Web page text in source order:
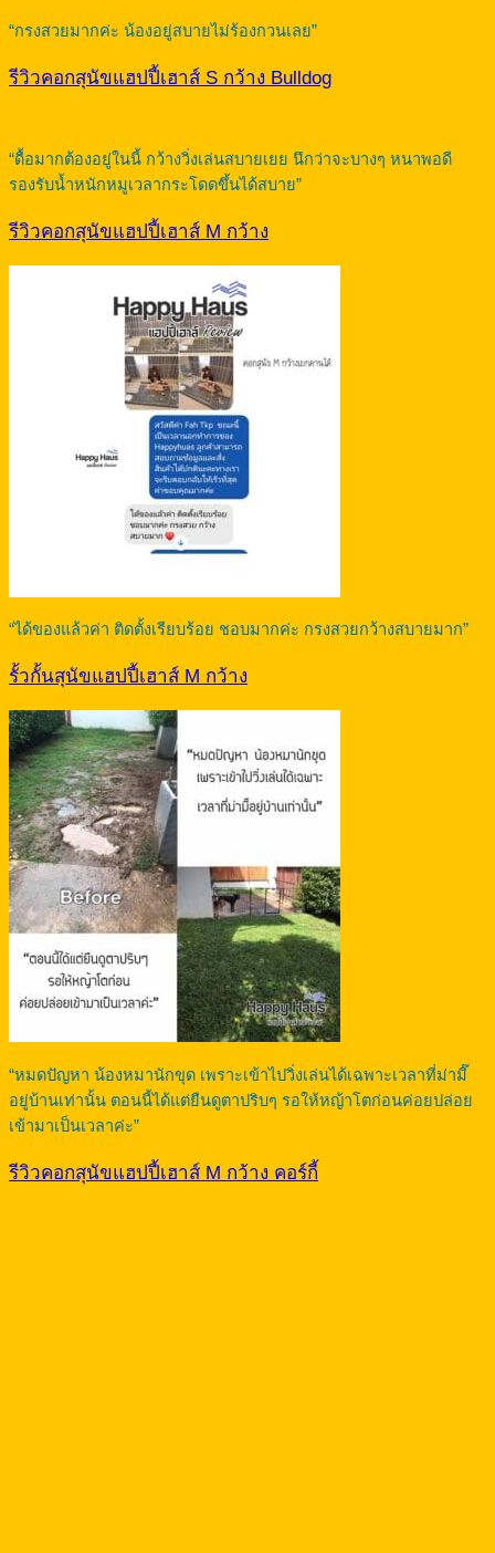
“กรงสวยมากค่ะ น้องอยู่สบายไม่ร้องกวนเลย”
รีวิวคอกสุนัขแฮปปี้เฮาส์ S กว้าง Bulldog
“ดื้อมากต้องอยู่ในนี้ กว้างวิ่งเล่นสบายเยย นึกว่าจะบางๆ หนาพอดี
รองรับน้ำหนักหมูเวลากระโดดขึ้นได้สบาย”
รีวิวคอกสุนัขแฮปปี้เฮาส์ M กว้าง
“ได้ของแล้วค่า ติดตั้งเรียบร้อย ชอบมากค่ะ กรงสวยกว้างสบายมาก”
รั้วกั้นสุนัขแฮปปี้เฮาส์ M กว้าง
“หมดปัญหา น้องหมานักขุด เพราะเข้าไปวิ่งเล่นได้เฉพาะเวลาที่ม่ามี๊
อยู่บ้านเท่านั้น ตอนนี้ได้แต่ยืนดูตาปริบๆ รอให้หญ้าโตก่อนค่อยปล่อย
เข้ามาเป็นเวลาค่ะ”
รีวิวคอกสุนัขแฮปปี้เฮาส์ M กว้าง คอร์กี้